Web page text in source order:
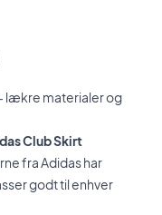
lækre materialer og
Club Skirt
fra Adidas har
godt til enhver